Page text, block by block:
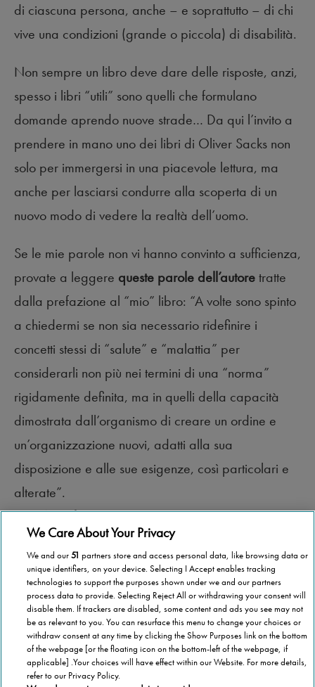
di ciascuna persona, anche – e soprattutto – di chi
vive una condizioni (grande o piccola) di disabilità.
Non sempre un libro deve dare delle risposte, anzi,
spesso i libri “utili” sono quelli che formulano
domande aprendo nuove strade… Da qui l’invito a
prendere in mano uno dei libri di Oliver Sacks non
solo per immergersi in una piacevole lettura, ma
anche per lasciarsi condurre alla scoperta di un
nuovo modo di vedere la realtà dell’uomo.
Se le mie parole non vi hanno convinto a sufficienza,
provate a leggere queste parole dell’autoretratte
dalla prefazione al “mio” libro: “A volte sono spinto
a chiedermi se non sia necessario ridefinire i
concetti stessi di “salute” e “malattia” per
considerarli non più nei termini di una “norma”
rigidamente definita, ma in quelli della capacità
dimostrata dall’organismo di creare un ordine e
un’organizzazione nuovi, adatti alla sua
disposizione e alle sue esigenze, così particolari e
alterate”.
Buon Natalee buona lettura!
We Care About Your Privacy
We and our51 partners store and access personal data, like browsing data or
unique identifiers, on your device. Selecting I Accept enables tracking
technologies to support the purposes shown under we and our partners
process data to provide. Selecting Reject All or withdrawing your consent will
disable them. If trackers are disabled, some content and ads you see may not
be as relevant to you. You can resurface this menu to change your choices or
withdraw consent at any time by clicking the Show Purposes link on the bottom
of the webpage [or the floating icon on the bottom-left of the webpage, if
applicable] .Your choices will have effect within our Website. For more details,
refer to our Privacy Policy.